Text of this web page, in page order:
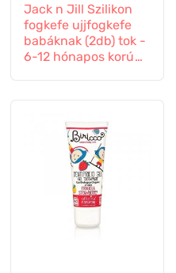
Jack n Jill Szilikon
fogkefe ujjfogkefe
babáknak (2db) tok -
6-12 hónapos korú